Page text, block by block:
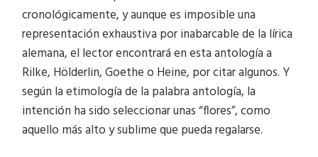
cronológicamente, y aunque es imposible una
representación exhaustiva por inabarcable de la lírica
alemana, el lector encontrará en esta antología a
Rilke, Hölderlin, Goethe o Heine, por citar algunos. Y
según la etimología de la palabra antología, la
intención ha sido seleccionar unas “flores”, como
aquello más alto y sublime que pueda regalarse.